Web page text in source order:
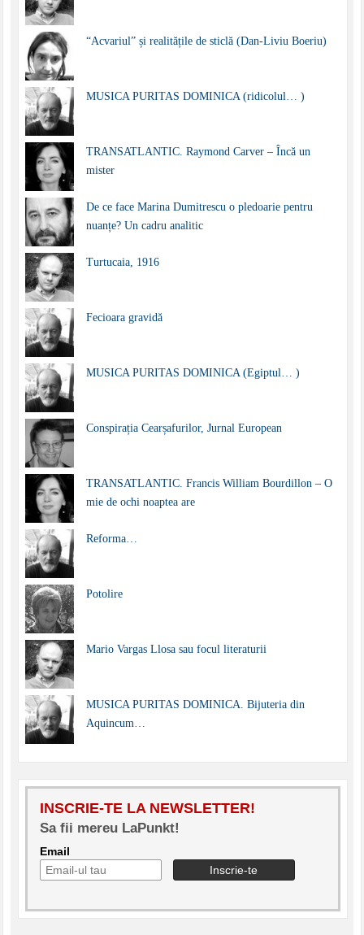
“Acvariul” și realitățile de sticlă (Dan-Liviu Boeriu)
MUSICA PURITAS DOMINICA (ridicolul… )
TRANSATLANTIC. Raymond Carver – Încă un
mister
De ce face Marina Dumitrescu o pledoarie pentru
nuanțe? Un cadru analitic
Turtucaia, 1916
Fecioara gravidă
MUSICA PURITAS DOMINICA (Egiptul… )
Conspirația Cearșafurilor, Jurnal European
TRANSATLANTIC. Francis William Bourdillon – O
mie de ochi noaptea are
Reforma…
Potolire
Mario Vargas Llosa sau focul literaturii
MUSICA PURITAS DOMINICA. Bijuteria din
Aquincum…
INSCRIE-TE LA NEWSLETTER!
Sa fii mereu LaPunkt!
Email